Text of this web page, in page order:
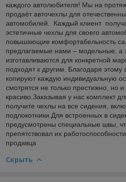
каждого автолюбителя! Мы на
продаёт авточехлы для
автомобилей. Каждый клиент
эстетичные чехлы для своего
повышающие комфортабельность
предлагаемые нами – модельные, а
изготавливаются для конкретной
подходят к другим. Благодаря этому
копируют каждую индивидуальную
смотрятся не только престижно, но
красиво.Заказывая у нас комплект
получите чехлы на все сидения,
подлокотники.Для встроенных в
предусмотрены специальные швы,
препятствовал их
продавца
Скрыть